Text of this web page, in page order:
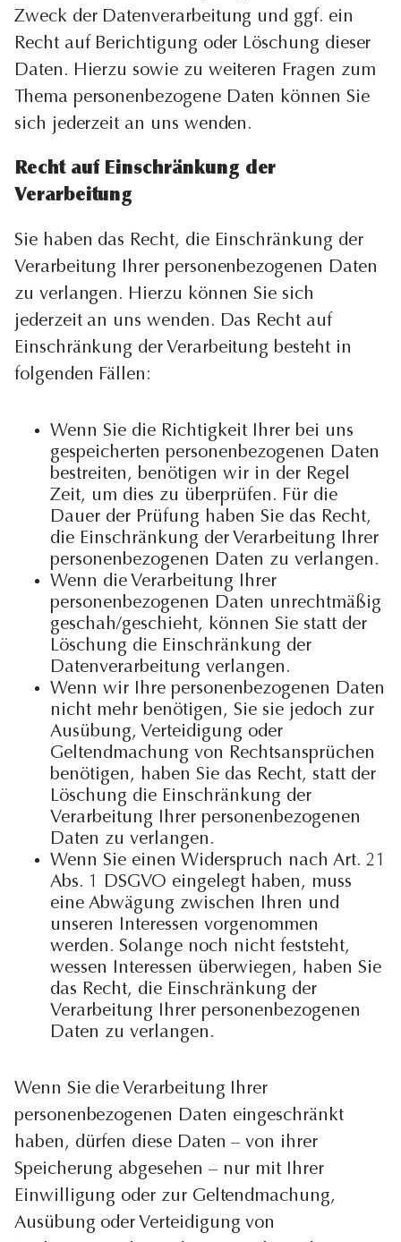
Zweck der Datenverarbeitung und ggf. ein
Recht auf Berichtigung oder Löschung dieser
Daten. Hierzu sowie zu weiteren Fragen zum
Thema personenbezogene Daten können Sie
sich jederzeit an uns wenden.
Recht auf Einschränkung der
Verarbeitung
Sie haben das Recht, die Einschränkung der
Verarbeitung Ihrer personenbezogenen Daten
zu verlangen. Hierzu können Sie sich
jederzeit an uns wenden. Das Recht auf
Einschränkung der Verarbeitung besteht in
folgenden Fällen:
Wenn Sie die Richtigkeit Ihrer bei uns
gespeicherten personenbezogenen Daten
bestreiten, benötigen wir in der Regel
Zeit, um dies zu überprüfen. Für die
Dauer der Prüfung haben Sie das Recht,
die Einschränkung der Verarbeitung Ihrer
personenbezogenen Daten zu verlangen.
Wenn die Verarbeitung Ihrer
personenbezogenen Daten unrechtmäßig
geschah/geschieht, können Sie statt der
Löschung die Einschränkung der
Datenverarbeitung verlangen.
Wenn wir Ihre personenbezogenen Daten
nicht mehr benötigen, Sie sie jedoch zur
Ausübung, Verteidigung oder
Geltendmachung von Rechtsansprüchen
benötigen, haben Sie das Recht, statt der
Löschung die Einschränkung der
Verarbeitung Ihrer personenbezogenen
Daten zu verlangen.
Wenn Sie einen Widerspruch nach Art. 21
Abs. 1 DSGVO eingelegt haben, muss
eine Abwägung zwischen Ihren und
unseren Interessen vorgenommen
werden. Solange noch nicht feststeht,
wessen Interessen überwiegen, haben Sie
das Recht, die Einschränkung der
Verarbeitung Ihrer personenbezogenen
Daten zu verlangen.
Wenn Sie die Verarbeitung Ihrer
personenbezogenen Daten eingeschränkt
haben, dürfen diese Daten – von ihrer
Speicherung abgesehen – nur mit Ihrer
Einwilligung oder zur Geltendmachung,
Ausübung oder Verteidigung von